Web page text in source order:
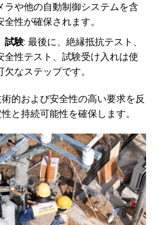
ラや他の自動制御システムを含
性が確保されます。
試験: 最後に、絶縁抵抗テスト、
全性テスト、試験受け入れは使
なステップです。
的および安全性の高い要求を反
と持続可能性を確保します。